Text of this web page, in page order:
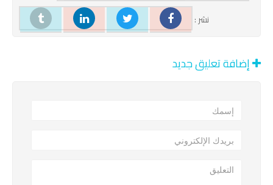
نشر :
إضافة تعليق جديد